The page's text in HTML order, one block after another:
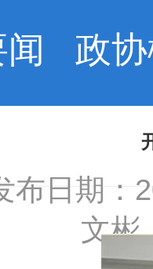
政
布日期：
文彬